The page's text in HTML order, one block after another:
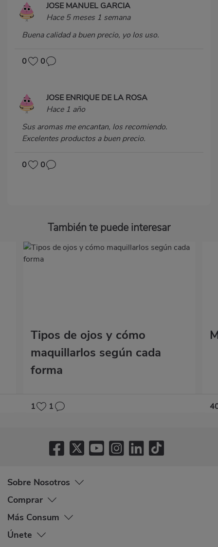
JOSE MANUEL GARCIA
Hace 5 meses 1 semana
Buena calidad a buen precio, yo los uso.
0 0
JOSE ENRIQUE DE LA ROSA
Hace 1 año
Sus aromas me encantan, los recomiendo.
Excelentes productos a buen precio.
0 0
También te puede interesar
Tipos de ojos y cómo
maquillarlos según cada
forma
1 1
Sobre Nosotros
Comprar
Más Consum
Únete